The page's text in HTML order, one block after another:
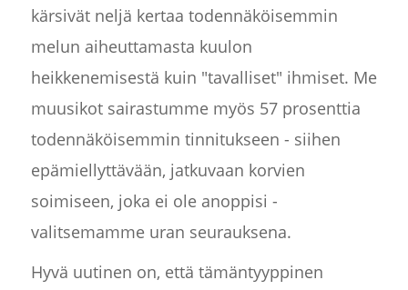
kärsivät neljä kertaa todennäköisemmin
melun aiheuttamasta kuulon
heikkenemisestä kuin "tavalliset" ihmiset. Me
muusikot sairastumme myös 57 prosenttia
todennäköisemmin tinnitukseen - siihen
epämiellyttävään, jatkuvaan korvien
soimiseen, joka ei ole anoppisi -
valitsemamme uran seurauksena.
Hyvä uutinen on, että tämäntyyppinen